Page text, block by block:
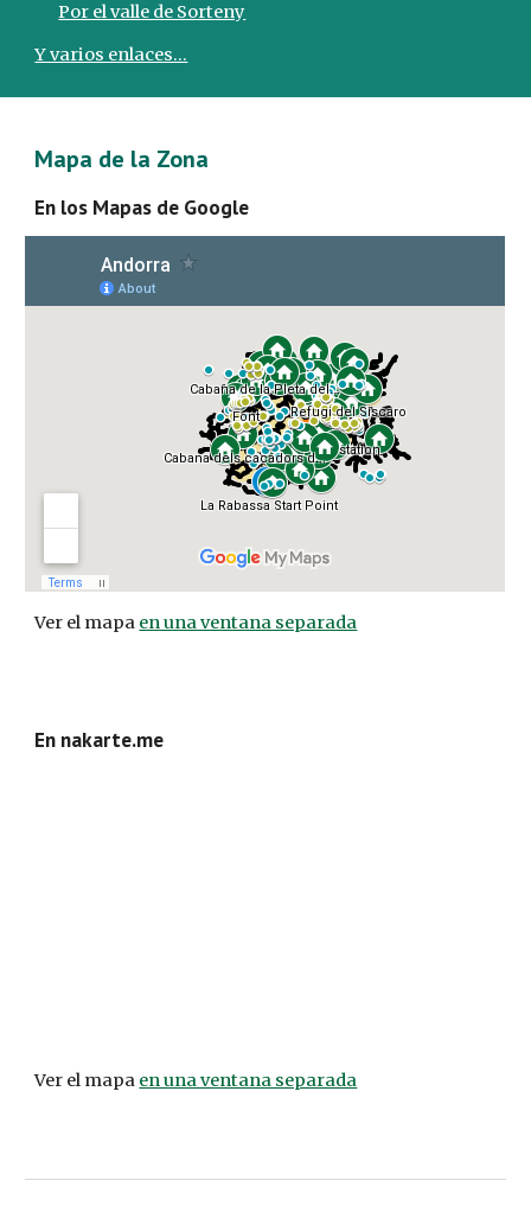
Por el valle de Sorteny
Y varios enlaces...
Mapa de la Zona
En los Mapas de Google
Ver el mapa en una ventana separada
En nakarte.me
Ver el mapa en una ventana separada